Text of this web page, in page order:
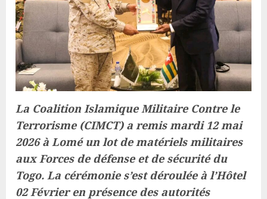
La Coalition Islamique Militaire Contre le
Terrorisme (CIMCT) a remis mardi 12 mai
2026 à Lomé un lot de matériels militaires
aux Forces de défense et de sécurité du
Togo. La cérémonie s’est déroulée à l’Hôtel
02 Février en présence des autorités